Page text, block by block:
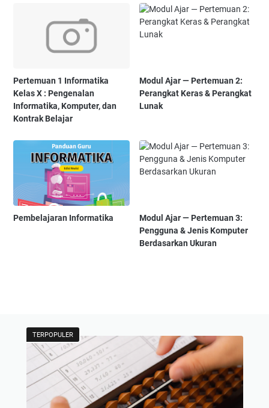
Pertemuan 1 Informatika
Kelas X : Pengenalan
Informatika, Komputer, dan
Kontrak Belajar
Modul Ajar — Pertemuan 2:
Perangkat Keras & Perangkat
Lunak
Pembelajaran Informatika
Modul Ajar — Pertemuan 3:
Pengguna & Jenis Komputer
Berdasarkan Ukuran
TERPOPULER